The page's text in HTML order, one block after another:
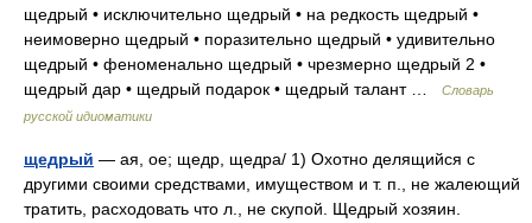
щедрый • исключительно щедрый • на редкость щедрый •
неимоверно щедрый • поразительно щедрый • удивительно
щедрый • феноменально щедрый • чрезмерно щедрый 2 •
щедрый дар • щедрый подарок • щедрый талант …
Словарь
русской идиоматики
щедрый — ая, ое; щедр, щедра/ 1) Охотно делящийся с
другими своими средствами, имуществом и т. п., не жалеющий
тратить, расходовать что л., не скупой. Щедрый хозяин.